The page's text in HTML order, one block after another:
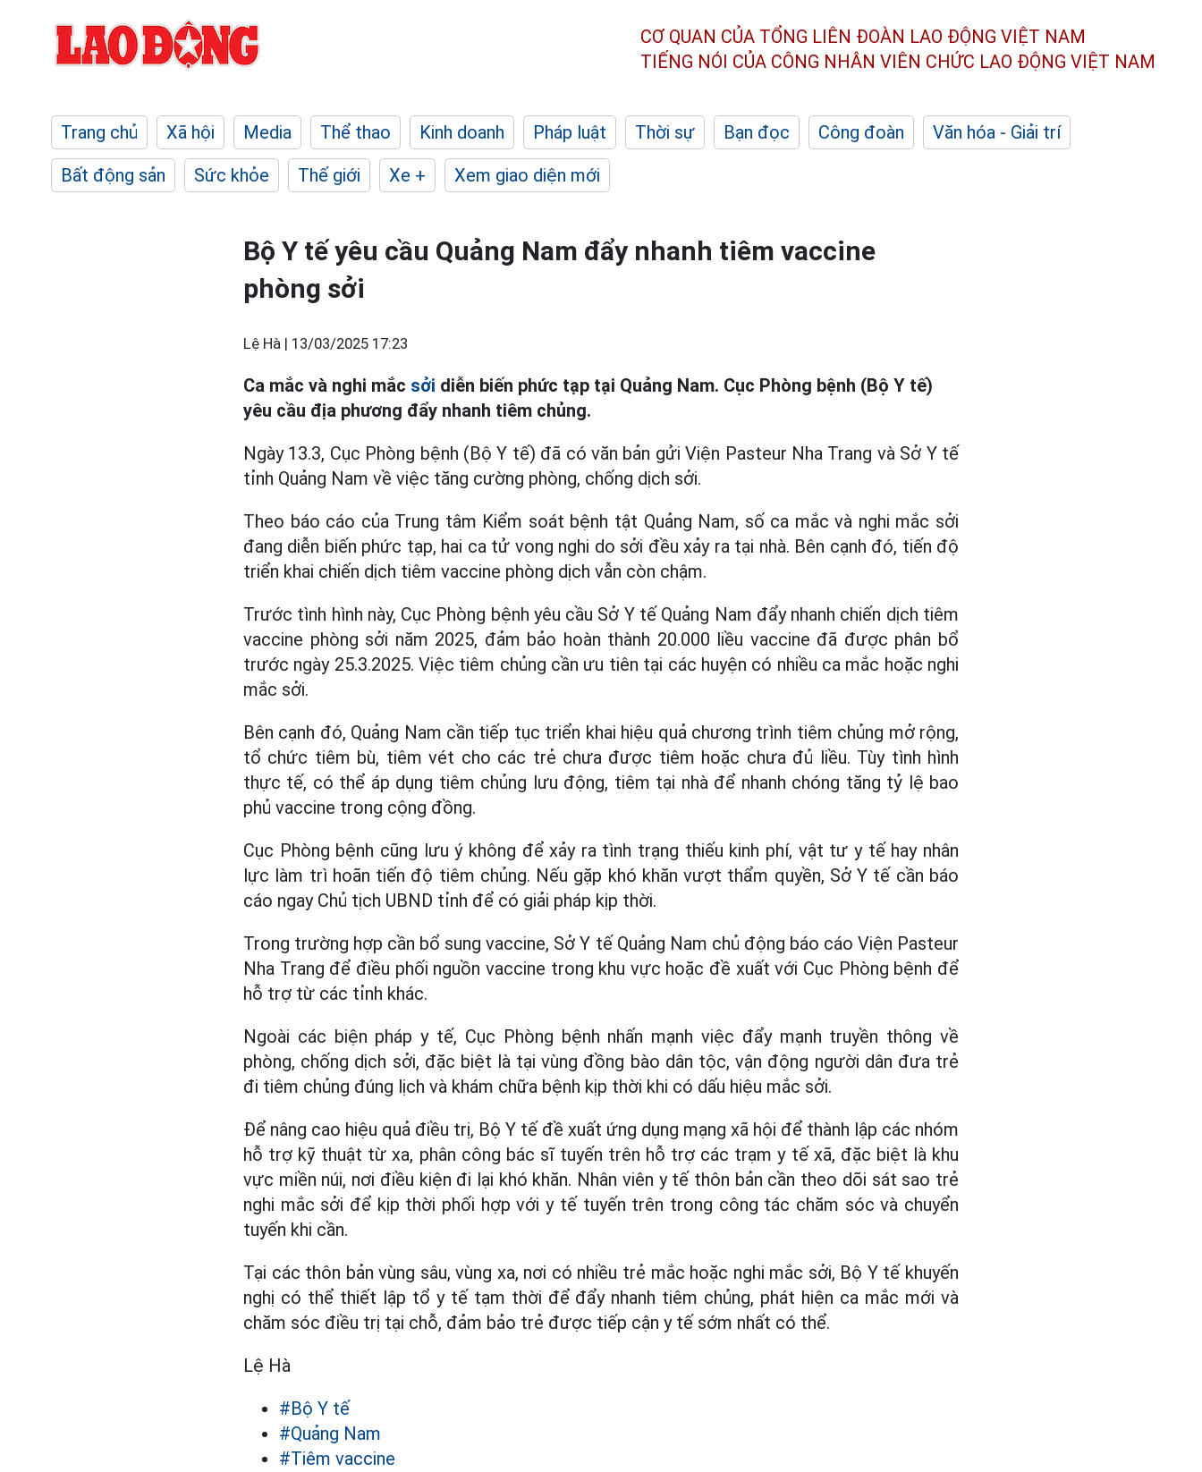
CƠ QUAN CỦA TỔNG LIÊN ĐOÀN LAO ĐỘNG VIỆT NAM
TIẾNG NÓI CỦA CÔNG NHÂN VIÊN CHỨC LAO ĐỘNG VIỆT NAM
Trang chủ Xã hội Media Thể thao Kinh doanh Pháp luật Thời sự Bạn đọc Công đoàn
Văn hóa - Giải trí
Bất động sản
Sức khỏe Thế giới Xe + Xem giao diện mới
Bộ Y tế yêu cầu Quảng Nam đẩy nhanh tiêm vaccine
phòng sởi
Lệ Hà | 13/03/2025 17:23
Ca mắc và nghi mắc sởi diễn biến phức tạp tại Quảng Nam. Cục Phòng bệnh (Bộ Y tế)
yêu cầu địa phương đẩy nhanh tiêm chủng.
Ngày 13.3, Cục Phòng bệnh (Bộ Y tế) đã có văn bản gửi Viện Pasteur Nha Trang và Sở Y tế
tỉnh Quảng Nam về việc tăng cường phòng, chống dịch sởi.
Theo báo cáo của Trung tâm Kiểm soát bệnh tật Quảng Nam, số ca mắc và nghi mắc sởi
đang diễn biến phức tạp, hai ca tử vong nghi do sởi đều xảy ra tại nhà. Bên cạnh đó, tiến độ
triển khai chiến dịch tiêm vaccine phòng dịch vẫn còn chậm.
Trước tình hình này, Cục Phòng bệnh yêu cầu Sở Y tế Quảng Nam đẩy nhanh chiến dịch tiêm
vaccine phòng sởi năm 2025, đảm bảo hoàn thành 20.000 liều vaccine đã được phân bổ
trước ngày 25.3.2025. Việc tiêm chủng cần ưu tiên tại các huyện có nhiều ca mắc hoặc nghi
mắc sởi.
Bên cạnh đó, Quảng Nam cần tiếp tục triển khai hiệu quả chương trình tiêm chủng mở rộng,
tổ chức tiêm bù, tiêm vét cho các trẻ chưa được tiêm hoặc chưa đủ liều. Tùy tình hình
thực tế, có thể áp dụng tiêm chủng lưu động, tiêm tại nhà để nhanh chóng tăng tỷ lệ bao
phủ vaccine trong cộng đồng.
Cục Phòng bệnh cũng lưu ý không để xảy ra tình trạng thiếu kinh phí, vật tư y tế hay nhân
lực làm trì hoãn tiến độ tiêm chủng. Nếu gặp khó khăn vượt thẩm quyền, Sở Y tế cần báo
cáo ngay Chủ tịch UBND tỉnh để có giải pháp kịp thời.
Trong trường hợp cần bổ sung vaccine, Sở Y tế Quảng Nam chủ động báo cáo Viện Pasteur
Nha Trang để điều phối nguồn vaccine trong khu vực hoặc đề xuất với Cục Phòng bệnh để
hỗ trợ từ các tỉnh khác.
Ngoài các biện pháp y tế, Cục Phòng bệnh nhấn mạnh việc đẩy mạnh truyền thông về
phòng, chống dịch sởi, đặc biệt là tại vùng đồng bào dân tộc, vận động người dân đưa trẻ
đi tiêm chủng đúng lịch và khám chữa bệnh kịp thời khi có dấu hiệu mắc sởi.
Để nâng cao hiệu quả điều trị, Bộ Y tế đề xuất ứng dụng mạng xã hội để thành lập các nhóm
hỗ trợ kỹ thuật từ xa, phân công bác sĩ tuyến trên hỗ trợ các trạm y tế xã, đặc biệt là khu
vực miền núi, nơi điều kiện đi lại khó khăn. Nhân viên y tế thôn bản cần theo dõi sát sao trẻ
nghi mắc sởi để kịp thời phối hợp với y tế tuyến trên trong công tác chăm sóc và chuyển
tuyến khi cần.
Tại các thôn bản vùng sâu, vùng xa, nơi có nhiều trẻ mắc hoặc nghi mắc sởi, Bộ Y tế khuyến
nghị có thể thiết lập tổ y tế tạm thời để đẩy nhanh tiêm chủng, phát hiện ca mắc mới và
chăm sóc điều trị tại chỗ, đảm bảo trẻ được tiếp cận y tế sớm nhất có thể.
Lệ Hà
#Bộ Y tế
#Quảng Nam
#Tiêm vaccine